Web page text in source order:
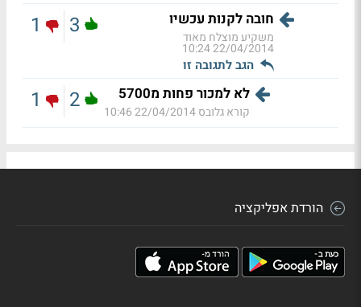
חובה לקנות עכשיו
משקיע מוצלח מאוד
22/04/2014 10:24
הגב לתגובה זו
3
1
לא למכור פחות מ5700
קורא גלובס22/04/2014 10:46
2
1
הורדת אפליקציה